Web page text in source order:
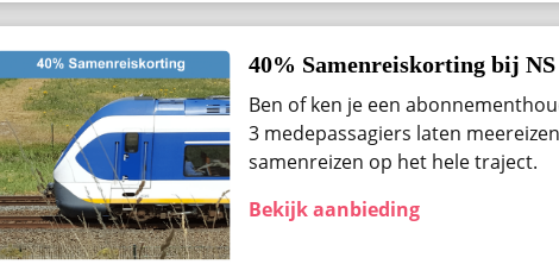
40% Samenreiskorting bij NS
Ben of ken je een
3 medepassagiers laten
samenreizen op het hele traject.
Bekijk aanbieding